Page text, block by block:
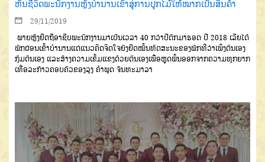
ຫັນຊີວິດພະນັກງານຫຼັງບໍານານເຂົ້າສູ່ການປູກໄມ້ໃຫ້ໝາກເປັນສິນຄ້າ
29/11/2019
ພາຍຫຼັງຢຶດຖືອາຊີບພະນັກງານມາເປັນເວລາ 40 ກວ່າປີຕົກມາຮອດ ປີ 2018 ເລີຍໄດ້
ພັກຜ່ອນເຂົ້າບໍານານແຕ່ແນວຄິດຈິດໃຈຍັງຢຶດໝັ້ນທັດສະນະຂອງພັກທີ່ວ່າເພິ່ງຕົນເອງ
ກຸ້ມຕົນເອງ ແລະສ້າງຄວາມເຂັ້ມແຂງດ້ວຍຕົນເອງເພື່ອຫຼຸດພົ້ນອອກຈາກຄວາມທຸກຍາກ
ເທື່ອລະກ້າວຄອບຄົວຂອງລຸງ ຄໍາພຸດ ຈັນທະມາລາ